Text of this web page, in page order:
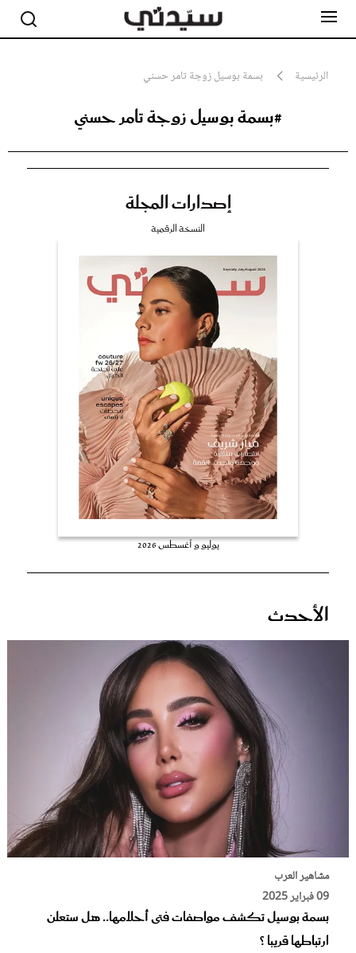
الرئيسية بسمة بوسيل زوجة تامر حسني
#بسمة بوسيل زوجة تامر حسني
إصدارات المجلة
النسخة الرقمية
يوليو و أغسطس 2026
الأحدث
مشاهير العرب
09 فبراير 2025
بسمة بوسيل تكشف مواصفات فتى أحلامها.. هل ستعلن
ارتباطها قريبا ؟
جمال
صحة ورشاقة
عروس سيدتي
غلاف رفمي